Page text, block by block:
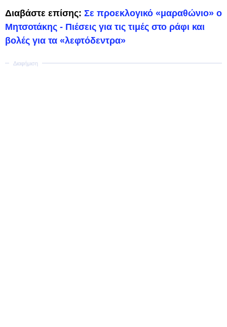
Διαβάστε επίσης: Σε προεκλογικό «μαραθώνιο» ο
Μητσοτάκης - Πιέσεις για τις τιμές στο ράφι και
βολές για τα «λεφτόδεντρα»